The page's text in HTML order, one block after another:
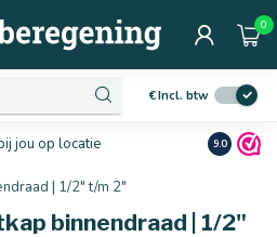
0
€Incl. btw
jou op locatie Ruim10
9.0
| 1/2" t/m 2"
binnendraad | 1/2"